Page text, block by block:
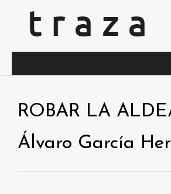
ROBAR LA
Álvaro García